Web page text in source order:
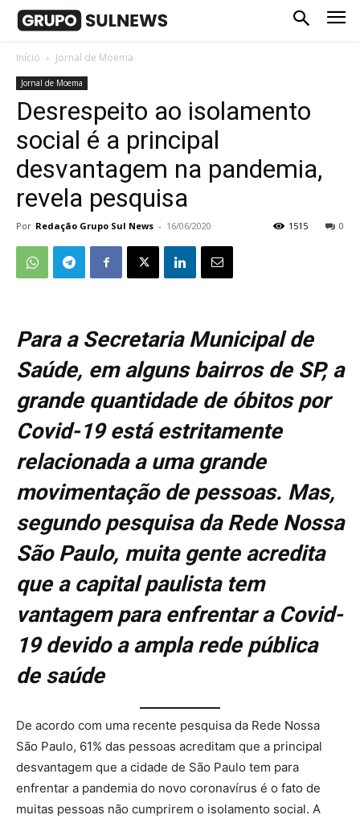
Início Jornal de Moema
Jornal de Moema
Desrespeito ao isolamento
social é a principal
desvantagem na pandemia,
revela pesquisa
Por Redação Grupo Sul News - 16/06/2020 0
1515
Para a Secretaria Municipal de
Saúde, em alguns bairros de SP, a
grande quantidade de óbitos por
Covid-19 está estritamente
relacionada a uma grande
movimentação de pessoas. Mas,
segundo pesquisa da Rede Nossa
São Paulo, muita gente acredita
que a capital paulista tem
vantagem para enfrentar a Covid-
19 devido a ampla rede pública
de saúde
De acordo com uma recente pesquisa da Rede Nossa
São Paulo, 61% das pessoas acreditam que a principal
desvantagem que a cidade de São Paulo tem para
enfrentar a pandemia do novo coronavírus é o fato de
muitas pessoas não cumprirem o isolamento social. A